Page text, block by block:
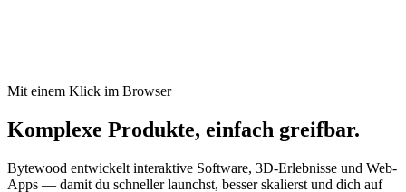
Mit einem Klick im Browser
Komplexe Produkte, einfach greifbar.
Bytewood entwickelt interaktive Software, 3D-Erlebnisse und Web-
Apps — damit du schneller launchst, besser skalierst und dich auf